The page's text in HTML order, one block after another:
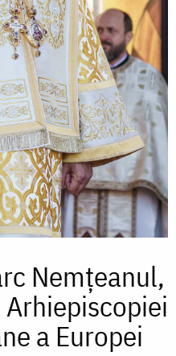
Nemțeanul,
a Europei